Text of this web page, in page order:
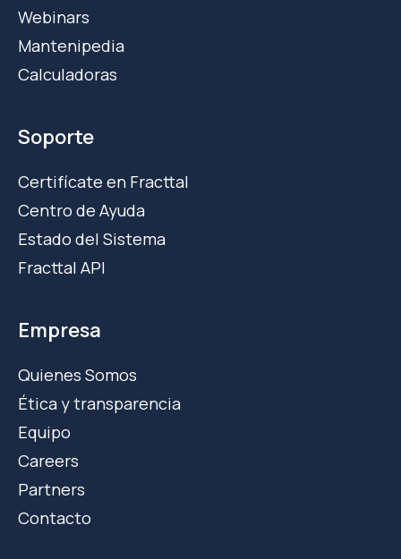
Webinars
Mantenipedia
Calculadoras
Soporte
Certifícate en Fracttal
Centro de Ayuda
Estado del Sistema
Fracttal API
Empresa
Quienes Somos
Ética y transparencia
Equipo
Careers
Partners
Contacto